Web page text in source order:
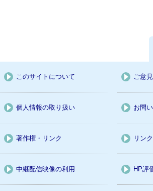
このサイトについて ご意
個人情報の取り扱い お問
著作権・リンク リン
中継配信映像の利用 HP評